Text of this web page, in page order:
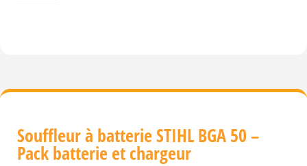
(Pack
et
Chargeur)
Gamme
Souffleur à batterie STIHL BGA 50 –
Pack batterie et chargeur